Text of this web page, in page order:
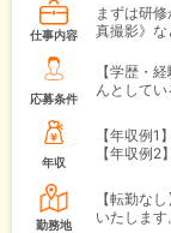
仕事内容
まずは研
真撮影》な
応募条件
【学歴・
んとしてい
年収
【年収例1】
【年収例2】
勤務地
【転勤な
いたします